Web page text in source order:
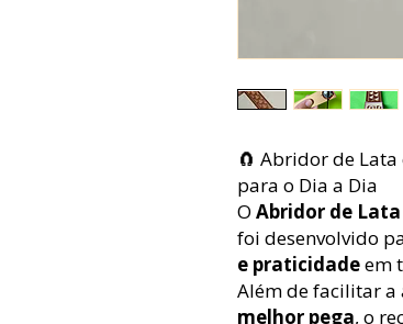
🧲 Abridor de
para o Dia a Dia
O Abridor de
foi desenvolvido
e praticidadeem
Além de facilitar
melhor pega, o